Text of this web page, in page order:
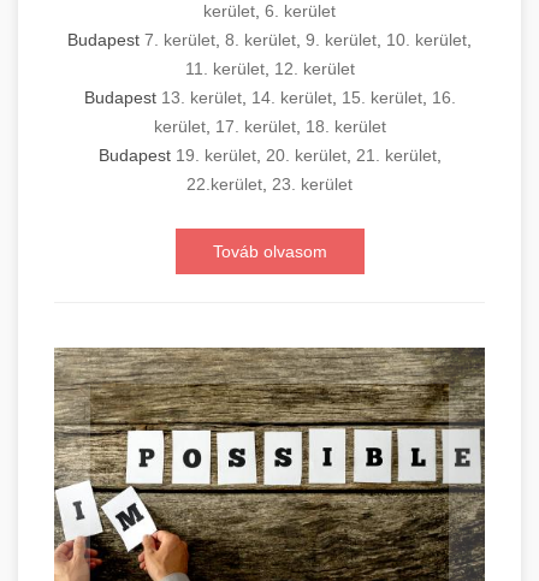
kerület, 6. kerület
Budapest 7. kerület, 8. kerület, 9. kerület, 10. kerület,
11. kerület, 12. kerület
Budapest 13. kerület, 14. kerület, 15. kerület, 16.
kerület, 17. kerület, 18. kerület
Budapest 19. kerület, 20. kerület, 21. kerület,
22.kerület, 23. kerület
Továb olvasom